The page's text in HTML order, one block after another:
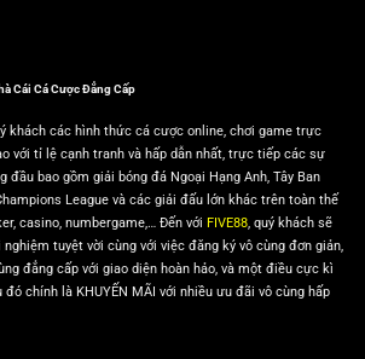
Cái Cá Cược Đẳng Cấp
khách các hình thức cá cược online, chơi game trực
với tỉ lệ cạnh tranh và hấp dẫn nhất, trực tiếp các sự
đầu bao gồm giải bóng đá Ngoại Hạng Anh, Tây Ban
League và các giải đấu lớn khác trên toàn thế
casino, numbergame,… Đến với FIVE88, quý khách sẽ
tuyệt vời cùng với việc đăng ký vô cùng đơn giản,
đẳng cấp với giao diện hoàn hảo, và một điều cực kì
chính là KHUYẾN MÃI với nhiều ưu đãi vô cùng hấp